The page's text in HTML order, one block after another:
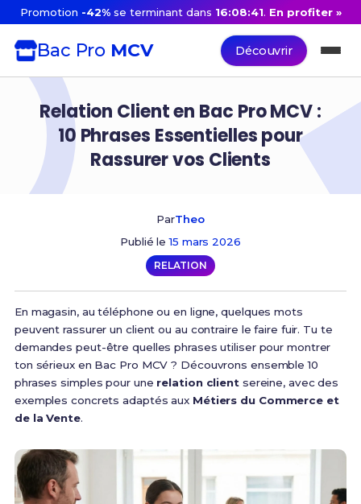
Promotion -42%se terminant dans 16:08:40.En profiter »
Bac Pro MCV Découvrir
Relation Client en Bac Pro MCV :
10 Phrases Essentielles pour
Rassurer vos Clients
ParTheo
Publié le15 mars 2026
RELATION
En magasin, au téléphone ou en ligne, quelques mots
peuvent rassurer un client ou au contraire le faire fuir. Tu te
demandes peut-être quelles phrases utiliser pour montrer
ton sérieux en Bac Pro MCV ? Découvrons ensemble 10
phrases simples pour une relation client sereine, avec des
exemples concrets adaptés aux Métiers du Commerce et
de la Vente.